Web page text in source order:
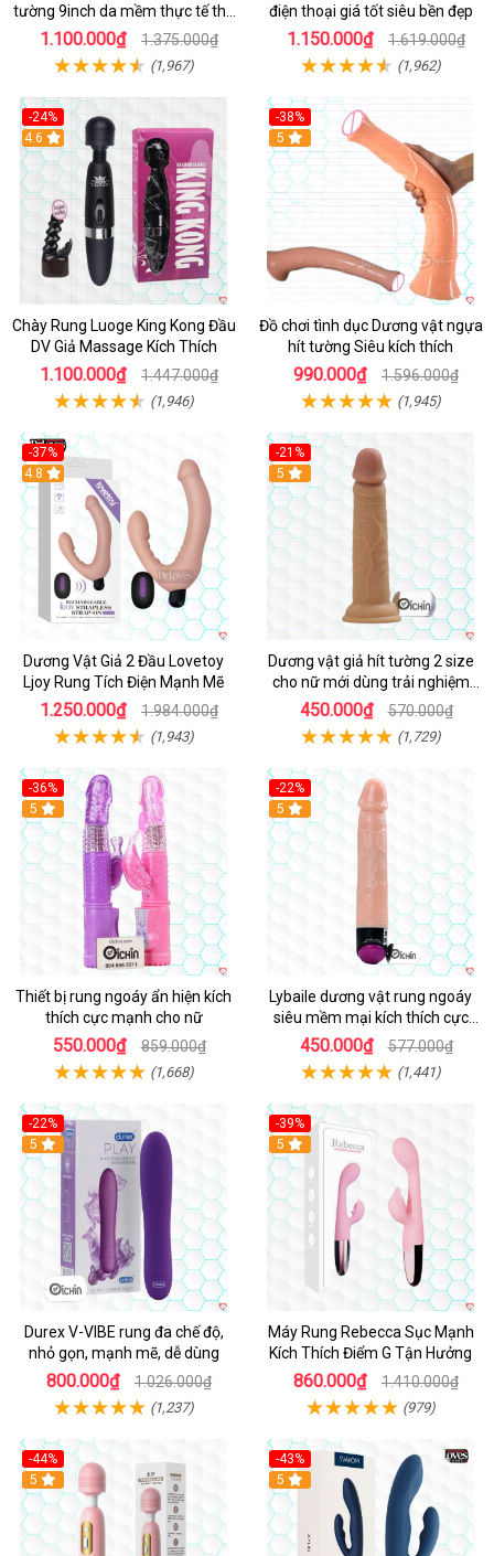
tường 9inch da mềm thực tế thú
vị
1.100.000₫ 1.375.000₫
(1,967)
điện thoại giá tốt siêu bền đẹp
1.150.000₫ 1.619.000₫
(1,962)
-24%
4.6
Chày Rung Luoge King Kong Đầu
DV Giả Massage Kích Thích
1.100.000₫ 1.447.000₫
(1,946)
-38%
Hot
5
Đồ chơi tình dục Dương vật ngựa
hít tường Siêu kích thích
990.000₫ 1.596.000₫
(1,945)
-37%
Hot
4.8
Dương Vật Giả 2 Đầu Lovetoy
Ljoy Rung Tích Điện Mạnh Mẽ
1.250.000₫ 1.984.000₫
(1,943)
-21%
Hot
5
Dương vật giả hít tường 2 size
cho nữ mới dùng trải nghiệm
thật
450.000₫ 570.000₫
(1,729)
-36%
Hot
5
Thiết bị rung ngoáy ẩn hiện kích
thích cực mạnh cho nữ
550.000₫ 859.000₫
(1,668)
-22%
Hot
5
Lybaile dương vật rung ngoáy
siêu mềm mại kích thích cực
mạnh
450.000₫ 577.000₫
(1,441)
-22%
Hot
5
Durex V-VIBE rung đa chế độ,
nhỏ gọn, mạnh mẽ, dễ dùng
800.000₫ 1.026.000₫
(1,237)
-39%
Hot
5
Máy Rung Rebecca Sục Mạnh
Kích Thích Điểm G Tận Hưởng
860.000₫ 1.410.000₫
(979)
-44%
Hot
5
-43%
Hot
5